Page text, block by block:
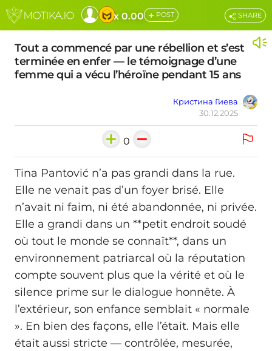
x 0.00 + POST
Tout a commencé par une rébellion et s’est
terminée en enfer — le témoignage d’une
femme qui a vécu l’héroïne pendant 15 ans
Кристина Гиева
30.12.2025
SHARE
0
Tina Pantović n’a pas grandi dans la rue.
Elle ne venait pas d’un foyer brisé. Elle
n’avait ni faim, ni été abandonnée, ni privée.
Elle a grandi dans un **petit endroit soudé
où tout le monde se connaît**, dans un
environnement patriarcal où la réputation
compte souvent plus que la vérité et où le
silence prime sur le dialogue honnête. À
l’extérieur, son enfance semblait « normale
». En bien des façons, elle l’était. Mais elle
était aussi stricte — contrôlée, mesurée,